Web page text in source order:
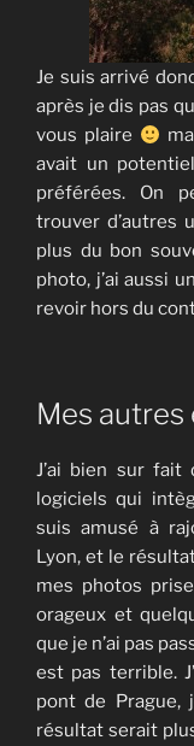
Je suis arrivé
après je dis pas
vous plaire
avait un
préférées. On
trouver d’autres
plus du bon
photo, j’ai aussi
revoir hors du
Mes autres
J’ai bien sur fait
logiciels qui
suis amusé à
Lyon, et le
mes photos
orageux et
que je n’ai pas
est pas terrible.
pont de Prague,
résultat serait